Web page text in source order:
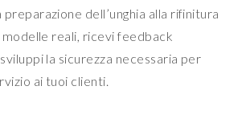
preparazione dell’unghia alla rifinitura
reali, ricevi feedback
la sicurezza necessaria per
ai tuoi clienti.